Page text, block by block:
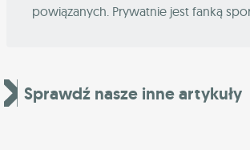
powiązanych. Prywatnie jest fanką
Sprawdź nasze inne artykuły